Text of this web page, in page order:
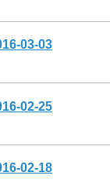
03-03
02-25
02-18